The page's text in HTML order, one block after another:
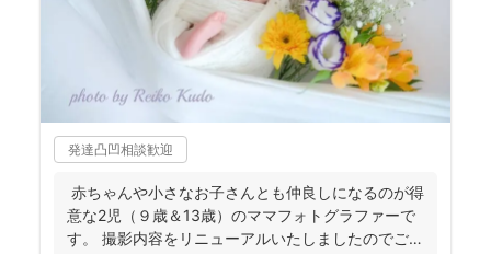
発達凸凹相談歓迎
赤ちゃんや小さなお子さんとも仲良しになるのが得
意な2児（９歳＆13歳）のママフォトグラファーで
す。 撮影内容をリニューアルいたしましたのでご案